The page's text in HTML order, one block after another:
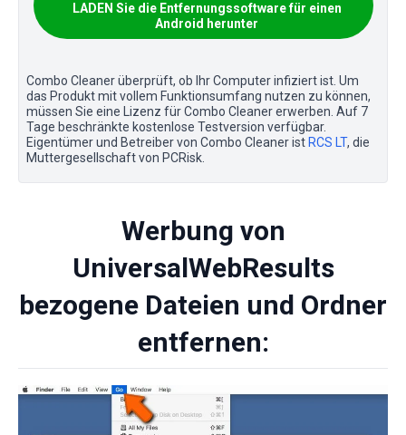
LADEN Sie die Entfernungssoftware für einen
Android herunter
Combo Cleaner überprüft, ob Ihr Computer infiziert ist. Um
das Produkt mit vollem Funktionsumfang nutzen zu können,
müssen Sie eine Lizenz für Combo Cleaner erwerben. Auf 7
Tage beschränkte kostenlose Testversion verfügbar.
Eigentümer und Betreiber von Combo Cleaner ist RCS LT, die
Muttergesellschaft von PCRisk.
Werbung von
UniversalWebResults
bezogene Dateien und Ordner
entfernen: